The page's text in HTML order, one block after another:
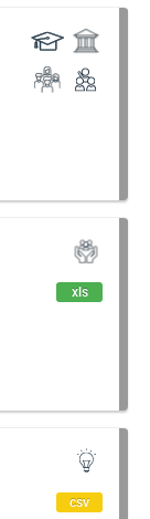
xls
csv